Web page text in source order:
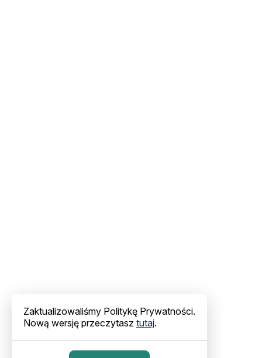
Zaktualizowaliśmy Politykę Prywatności.
Nową wersję przeczytasz tutaj.